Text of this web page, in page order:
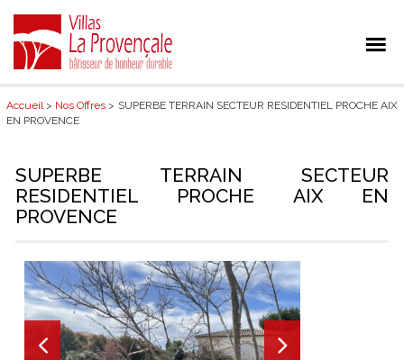
Accueil> Nos Offres > SUPERBE TERRAIN SECTEUR RESIDENTIEL PROCHE AIX
EN PROVENCE
SUPERBE TERRAIN SECTEUR
RESIDENTIEL PROCHE AIX EN
PROVENCE